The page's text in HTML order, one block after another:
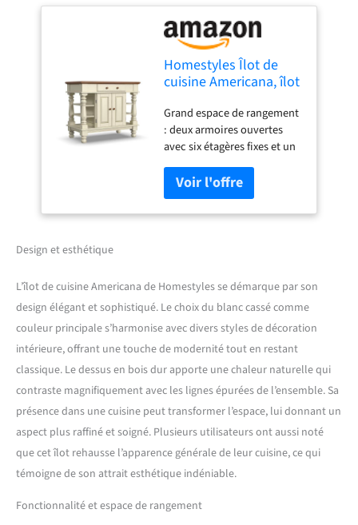
Homestyles Îlot de
cuisine Americana, îlot
blanc cassé avec
rangement et dessus
en bois dur
Grand espace de rangement
: deux armoires ouvertes
avec six étagères fixes et un
tiroir central spacieux
offrent des options de
rangement polyvalentes
pour les ustensiles de
et le dessus fini chêne
créent un aspect vintage
vieilli et unique, ajoutant du
caractère à votre cuisine.
Quincaillerie en laiton
antique : la finition en laiton
antique sur la quincaillerie
complète non seulement
l'esthétique de l'île, mais
offre également un look
charmant et usé sans les
tracas de l'entretien.
Étagères réglables :
l'armoire de rangement
centrale dispose d'étagères
Design et esthétique
L’îlot de cuisine Americana de Homestyles se démarque par son
design élégant et sophistiqué. Le choix du blanc cassé comme
couleur principale s’harmonise avec divers styles de décoration
intérieure, offrant une touche de modernité tout en restant
classique. Le dessus en bois dur apporte une chaleur naturelle qui
contraste magnifiquement avec les lignes épurées de l’ensemble. Sa
présence dans une cuisine peut transformer l’espace, lui donnant un
aspect plus raffiné et soigné. Plusieurs utilisateurs ont aussi noté
que cet îlot rehausse l’apparence générale de leur cuisine, ce qui
témoigne de son attrait esthétique indéniable.
Fonctionnalité et espace de rangement